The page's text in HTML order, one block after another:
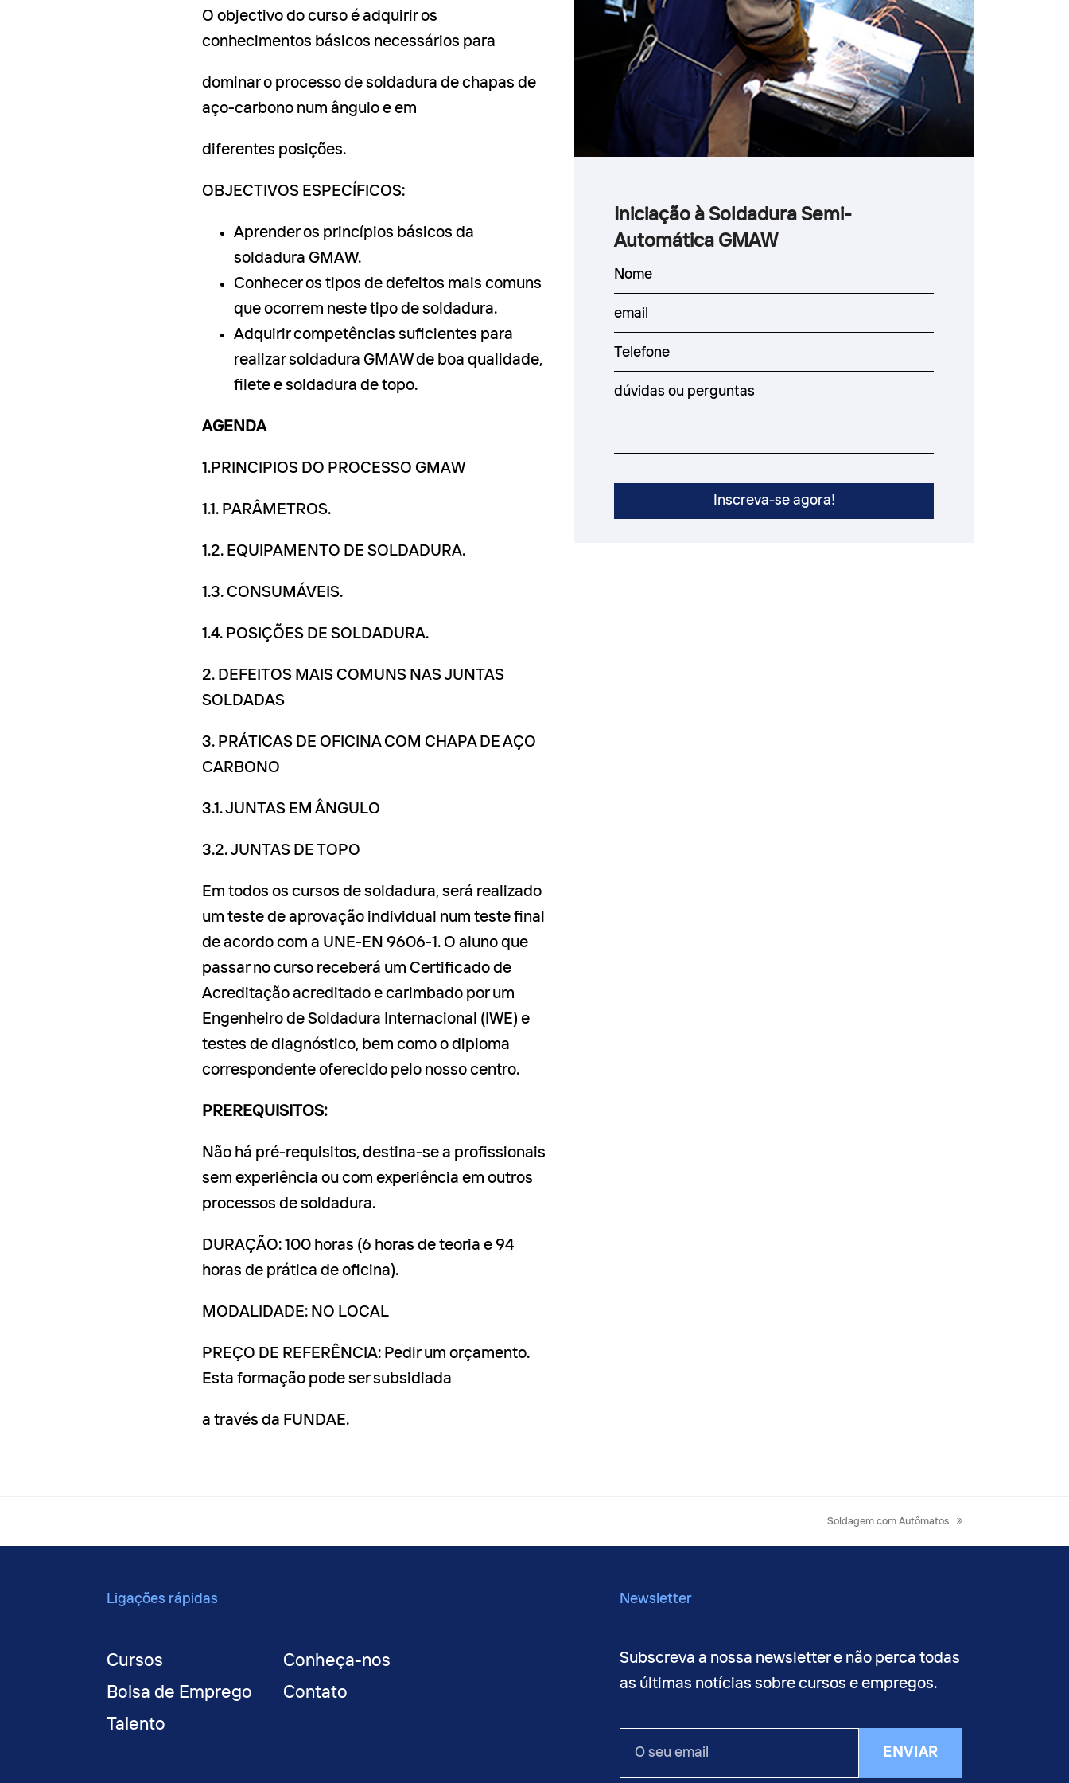
O objectivo do curso é adquirir os
conhecimentos básicos necessários para
dominar o processo de soldadura de chapas de
aço-carbono num ângulo e em
diferentes posições.
OBJECTIVOS ESPECÍFICOS:
Aprender os princípios básicos da
soldadura GMAW.
Conhecer os tipos de defeitos mais comuns
que ocorrem neste tipo de soldadura.
Adquirir competências suficientes para
realizar soldadura GMAW de boa qualidade,
filete e soldadura de topo.
AGENDA
1.PRINCIPIOS DO PROCESSO GMAW
1.1. PARÂMETROS.
1.2. EQUIPAMENTO DE SOLDADURA.
1.3. CONSUMÁVEIS.
1.4. POSIÇÕES DE SOLDADURA.
2. DEFEITOS MAIS COMUNS NAS JUNTAS
SOLDADAS
3. PRÁTICAS DE OFICINA COM CHAPA DE AÇO
CARBONO
3.1. JUNTAS EM ÂNGULO
3.2. JUNTAS DE TOPO
Em todos os cursos de soldadura, será realizado
um teste de aprovação individual num teste final
de acordo com a UNE-EN 9606-1. O aluno que
passar no curso receberá um Certificado de
Acreditação acreditado e carimbado por um
Engenheiro de Soldadura Internacional (IWE) e
testes de diagnóstico, bem como o diploma
correspondente oferecido pelo nosso centro.
PREREQUISITOS:
Não há pré-requisitos, destina-se a profissionais
sem experiência ou com experiência em outros
processos de soldadura.
DURAÇÃO: 100 horas (6 horas de teoria e 94
horas de prática de oficina).
MODALIDADE: NO LOCAL
PREÇO DE REFERÊNCIA: Pedir um orçamento.
Esta formação pode ser subsidiada
a través da FUNDAE.
Iniciação à Soldadura Semi-
Automática GMAW
next
Soldagem com Autômatos
Ligações rápidas
Cursos
Bolsa de Emprego
Talento
Conheça-nos
Contato
Newsletter
Subscreva a nossa newsletter e não perca todas
as últimas notícias sobre cursos e empregos.
seu
ENVIAR